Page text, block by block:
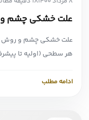
علت خشکی چشم
علت خشکی چشم و
هر سطحی (اولیه تا
ادامه مطلب